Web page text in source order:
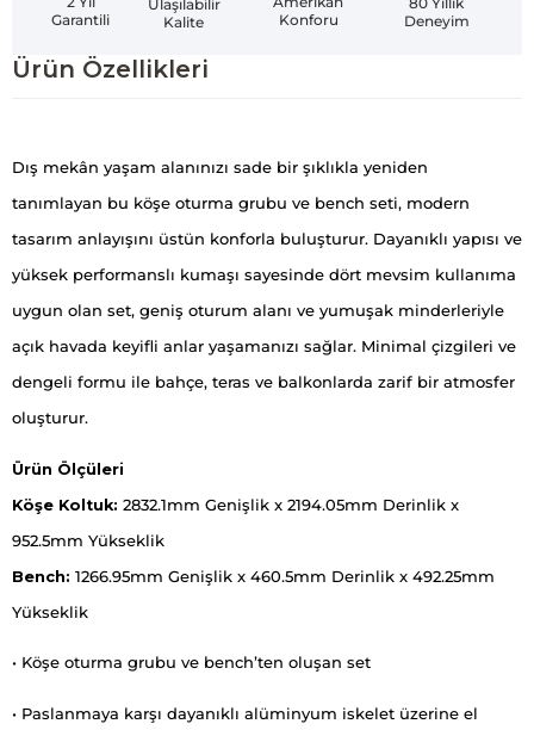
Garantili
Ulaşılabilir
Kalite
Konforu
Deneyim
Ürün Özellikleri
Dış mekân yaşam alanınızı sade bir şıklıkla yeniden
tanımlayan bu köşe oturma grubu ve bench seti, modern
tasarım anlayışını üstün konforla buluşturur. Dayanıklı yapısı ve
yüksek performanslı kumaşı sayesinde dört mevsim kullanıma
uygun olan set, geniş oturum alanı ve yumuşak minderleriyle
açık havada keyifli anlar yaşamanızı sağlar. Minimal çizgileri ve
dengeli formu ile bahçe, teras ve balkonlarda zarif bir atmosfer
oluşturur.
Ürün Ölçüleri
Köşe Koltuk: 2832.1mm Genişlik x 2194.05mm Derinlik x
952.5mm Yükseklik
Bench: 1266.95mm Genişlik x 460.5mm Derinlik x 492.25mm
Yükseklik
• Köşe oturma grubu ve bench’ten oluşan set
• Paslanmaya karşı dayanıklı alüminyum iskelet üzerine el